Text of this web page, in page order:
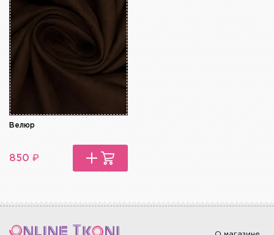
Велюр
850 ₽